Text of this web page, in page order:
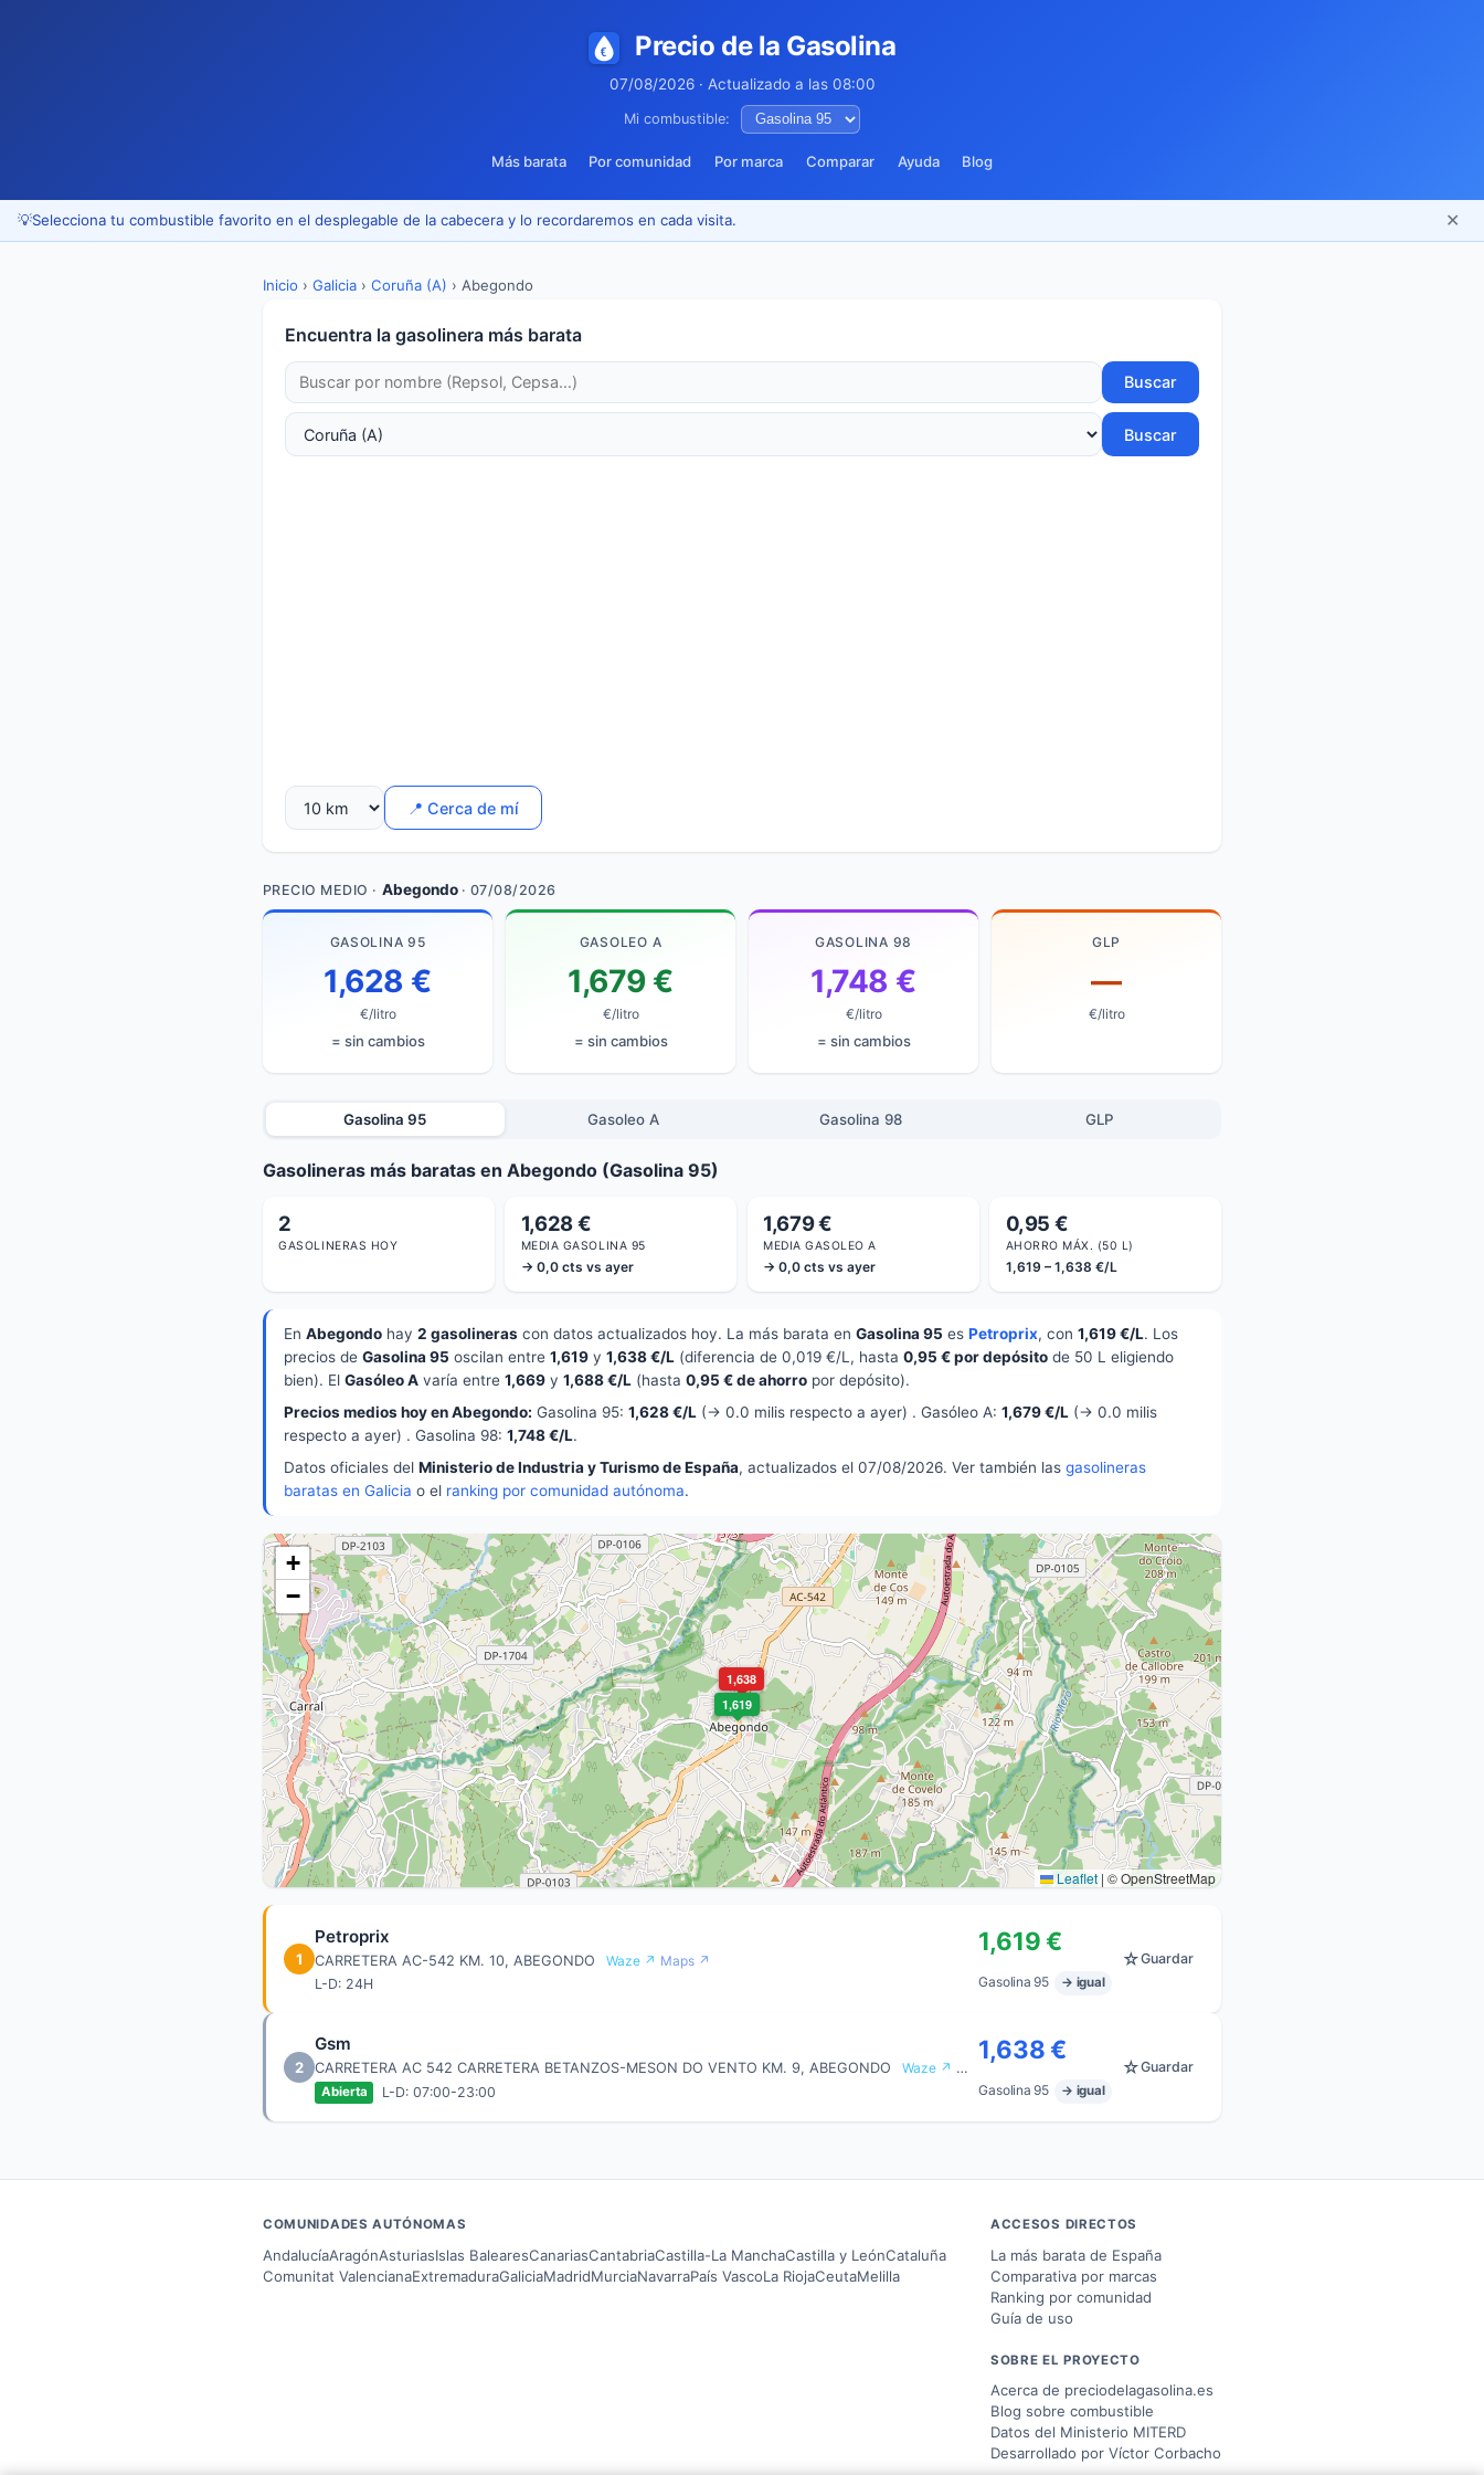
Precio de la Gasolina
07/08/2026 · Actualizado a las 08:00
Mi combustible:
Más barata Por comunidad Por marca Comparar Ayuda Blog
💡Selecciona tu combustible favorito en el desplegable de la cabecera y lo recordaremos en cada visita. ✕
Inicio › Galicia › Coruña (A) › Abegondo
Encuentra la gasolinera más barata
Buscar
Buscar
📍 Cerca de mí
PRECIO MEDIO · Abegondo· 07/08/2026
GASOLINA 95
1,628 €
€/litro
= sin cambios
GASOLEO A
1,679 €
€/litro
= sin cambios
GASOLINA 98
1,748 €
€/litro
= sin cambios
GLP
—
€/litro
Gasolina 95 Gasoleo A Gasolina 98 GLP
Gasolineras más baratas en Abegondo (Gasolina 95)
2
GASOLINERAS HOY
1,628 €
MEDIA GASOLINA 95
→ 0,0 cts vs ayer
1,679 €
MEDIA GASOLEO A
→ 0,0 cts vs ayer
0,95 €
AHORRO MÁX. (50 L)
1,619 – 1,638 €/L
En Abegondo hay 2 gasolineras con datos actualizados hoy. La más barata en Gasolina 95 es Petroprix, con 1,619 €/L. Los
precios de Gasolina 95 oscilan entre 1,619 y 1,638 €/L (diferencia de 0,019 €/L, hasta 0,95 € por depósito de 50 L eligiendo
bien). El Gasóleo A varía entre 1,669 y 1,688 €/L (hasta 0,95 € de ahorro por depósito).
Precios medios hoy en Abegondo: Gasolina 95: 1,628 €/L (→ 0.0 milis respecto a ayer) . Gasóleo A: 1,679 €/L (→ 0.0 milis
respecto a ayer) . Gasolina 98: 1,748 €/L.
Datos oficiales del Ministerio de Industria y Turismo de España, actualizados el 07/08/2026. Ver también las gasolineras
baratas en Galicia o el ranking por comunidad autónoma.
1,619
1,638
+
−
Leaflet | © OpenStreetMap
1
Petroprix
CARRETERA AC-542 KM. 10, ABEGONDO Waze ↗ Maps ↗
L-D: 24H
1,619 €
Gasolina 95 → igual
☆Guardar
2
Gsm
CARRETERA AC 542 CARRETERA BETANZOS-MESON DO VENTO KM. 9, ABEGONDO Waze ↗ Maps ↗
Abierta L-D: 07:00-23:00
1,638 €
Gasolina 95 → igual
☆Guardar
COMUNIDADES AUTÓNOMAS
AndalucíaAragónAsturiasIslas BalearesCanariasCantabriaCastilla-La ManchaCastilla y LeónCataluña
Comunitat ValencianaExtremaduraGaliciaMadridMurciaNavarraPaís VascoLa RiojaCeutaMelilla
ACCESOS DIRECTOS
La más barata de España
Comparativa por marcas
Ranking por comunidad
Guía de uso
SOBRE EL PROYECTO
Acerca de preciodelagasolina.es
Blog sobre combustible
Datos del Ministerio MITERD
Desarrollado por Víctor Corbacho